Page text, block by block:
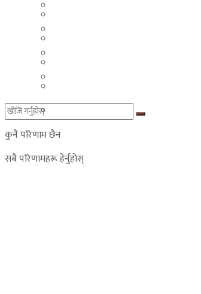
कुनै परिणाम छैन
सबै परिणामहरू हेर्नुहोस्